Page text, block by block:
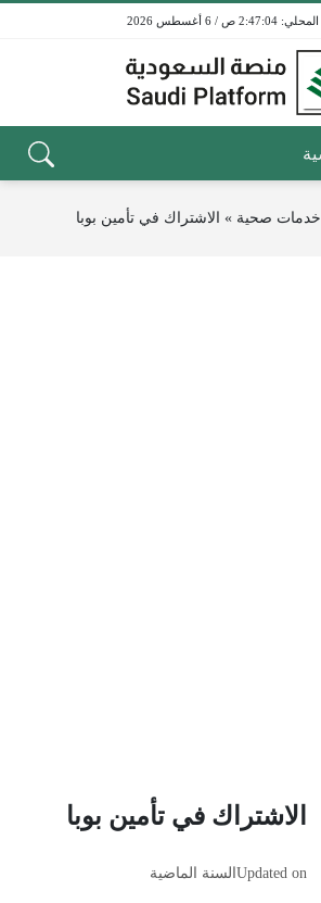
2:47:04 ص / 6 أغسطس 2026
خدمات صحية » الاشتراك في تأمين بوبا
الاشتراك في تأمين بوبا
Updated on السنة الماضية